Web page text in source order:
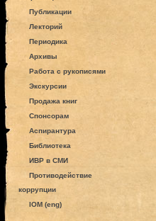
Публикации
Лекторий
Периодика
Архивы
Работа с рукописями
Экскурсии
Продажа книг
Спонсорам
Аспирантура
Библиотека
ИВР в СМИ
Противодействие
коррупции
IOM (eng)